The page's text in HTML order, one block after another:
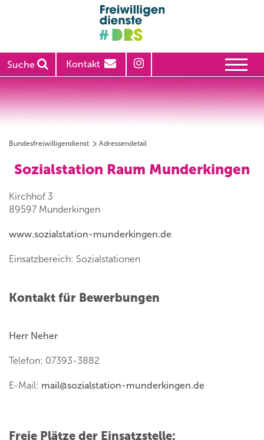
Suche Kontakt
Bundesfreiwilligendienst Adressendetail
Sozialstation Raum Munderkingen
Kirchhof 3
89597 Munderkingen
www.sozialstation-munderkingen.de
Einsatzbereich: Sozialstationen
Kontakt für Bewerbungen
Herr Neher
Telefon: 07393-3882
E-Mail: mail@sozialstation-munderkingen.de
Freie Plätze der Einsatzstelle: